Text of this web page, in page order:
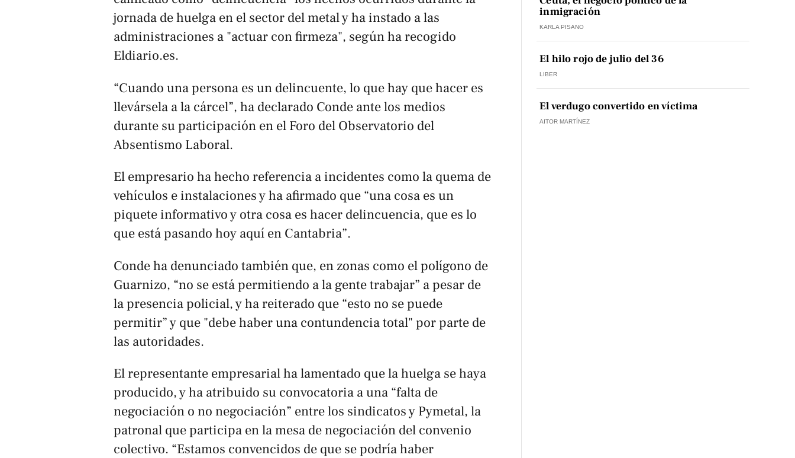
jornada de huelga en el sector del metal y ha instado a las
administraciones a "actuar con firmeza", según ha recogido
Eldiario.es.
“Cuando una persona es un delincuente, lo que hay que hacer es
llevársela a la cárcel”, ha declarado Conde ante los medios
durante su participación en el Foro del Observatorio del
Absentismo Laboral.
El empresario ha hecho referencia a incidentes como la quema de
vehículos e instalaciones y ha afirmado que “una cosa es un
piquete informativo y otra cosa es hacer delincuencia, que es lo
que está pasando hoy aquí en Cantabria”.
Conde ha denunciado también que, en zonas como el polígono de
Guarnizo, “no se está permitiendo a la gente trabajar” a pesar de
la presencia policial, y ha reiterado que “esto no se puede
permitir” y que "debe haber una contundencia total" por parte de
las autoridades.
El representante empresarial ha lamentado que la huelga se haya
producido, y ha atribuido su convocatoria a una “falta de
negociación o no negociación” entre los sindicatos y Pymetal, la
patronal que participa en la mesa de negociación del convenio
colectivo. “Estamos convencidos de que se podría haber
inmigración
KARLA PISANO
El hilo rojo de julio del 36
LIBER
El verdugo convertido en víctima
AITOR MARTÍNEZ